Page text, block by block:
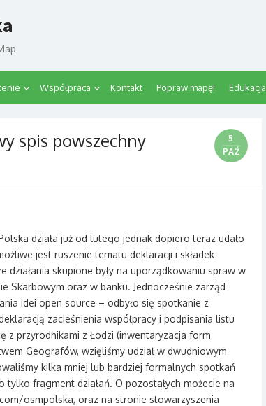
Współpraca Kontakt Popraw mapę! Edukacja
spis powszechny
5
PAŹ
działa już od lutego jednak dopiero teraz udało
jest ruszenie tematu deklaracji i składek
działania skupione były na uporządkowaniu spraw w
Skarbowym oraz w banku. Jednocześnie zarząd
idei open source – odbyło się spotkanie z
zacieśnienia współpracy i podpisania listu
z przyrodnikami z Łodzi (inwentaryzacja form
Geografów, wzięliśmy udział w dwudniowym
kilka mniej lub bardziej formalnych spotkań
fragment działań. O pozostałych możecie na
osmpolska, oraz na stronie stowarzyszenia